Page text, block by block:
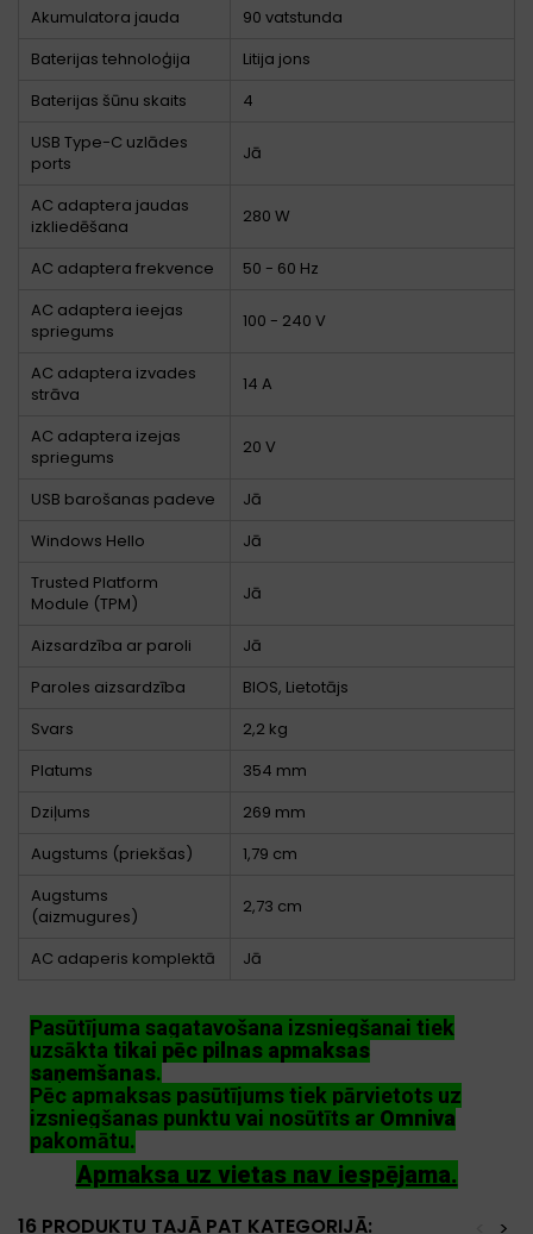
Akumulatora jauda
90 vatstunda
Baterijas tehnoloģija
Litija jons
Baterijas šūnu skaits
4
USB Type-C uzlādes
ports
Jā
AC adaptera jaudas
izkliedēšana
280 W
AC adaptera frekvence
50 - 60 Hz
AC adaptera ieejas
spriegums
100 - 240 V
AC adaptera izvades
strāva
14 A
AC adaptera izejas
spriegums
20 V
USB barošanas padeve
Jā
Windows Hello
Jā
Trusted Platform
Module (TPM)
Jā
Aizsardzība ar paroli
Jā
Paroles aizsardzība
BIOS, Lietotājs
Svars
2,2 kg
Platums
354 mm
Dziļums
269 mm
Augstums (priekšas)
1,79 cm
Augstums
(aizmugures)
2,73 cm
AC adaperis komplektā Jā
Pasūtījuma sagatavošana izsniegšanai tiek
uzsākta tikai pēc pilnas apmaksas
saņemšanas.
Pēc apmaksas pasūtījums tiek pārvietots uz
izsniegšanas punktu vai nosūtīts ar Omniva
pakomātu.
Apmaksa uz vietas nav iespējama.
16 PRODUKTU TAJĀ PAT KATEGORIJĀ: